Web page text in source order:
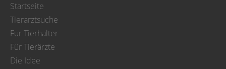
Startseite
Tierarztsuche
Für Tierhalter
Für Tierärzte
Die Idee